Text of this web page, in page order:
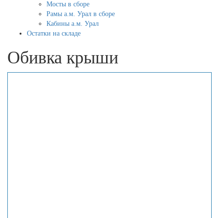
Мосты в сборе
Рамы а.м. Урал в сборе
Кабины а.м. Урал
Остатки на складе
Обивка крыши